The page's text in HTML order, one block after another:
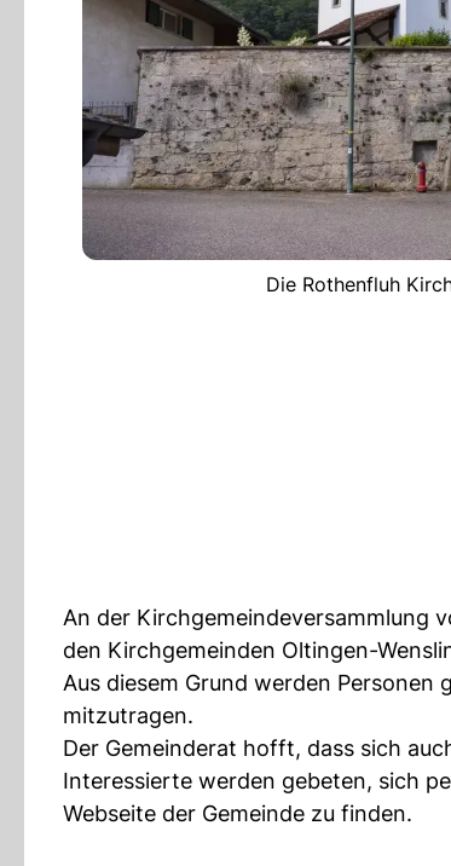
Die Rothenfluh
An der Kirchgemeindeversammlung
den Kirchgemeinden Oltingen-
Aus diesem Grund werden
mitzutragen.
Der Gemeinderat hofft, dass sich
Interessierte werden gebeten, sich
Webseite der Gemeinde zu finden.